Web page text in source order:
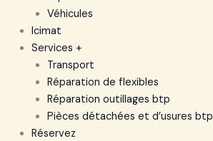
Véhicules
Icimat
Services +
Transport
Réparation de flexibles
Réparation outillages btp
Pièces détachées et d’usures btp
Réservez